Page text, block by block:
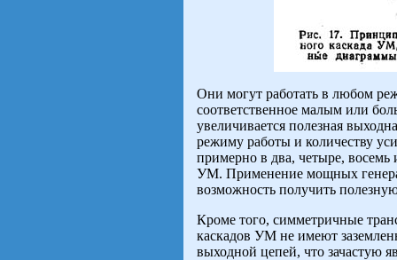
Они могут работать в любом
соответственное малым или
увеличивается полезная
режиму работы и количеству
примерно в два, четыре, восемь
УМ. Применение мощных
возможность получить
Кроме того, симметричные
каскадов УМ не имеют
выходной цепей, что зачастую